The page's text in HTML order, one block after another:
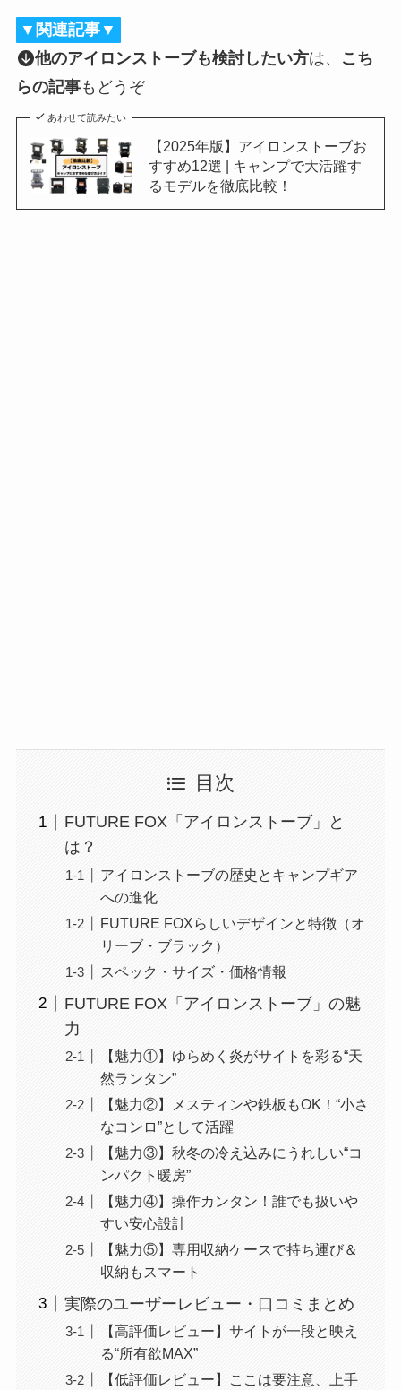
▼関連記事▼
他のアイロンストーブも検討したい方は、 こち
らの記事もどうぞ
あわせて読みたい
【2025年版】アイロンストーブお
すすめ12選 | キャンプで大活躍す
るモデルを徹底比較！
目次
FUTURE FOX「アイロンストーブ」と
は？
アイロンストーブの歴史とキャンプギア
への進化
FUTURE FOXらしいデザインと特徴（オ
リーブ・ブラック）
スペック・サイズ・価格情報
FUTURE FOX「アイロンストーブ」の魅
力
【魅力①】ゆらめく炎がサイトを彩る“天
然ランタン”
【魅力②】メスティンや鉄板もOK！“小さ
なコンロ”として活躍
【魅力③】秋冬の冷え込みにうれしい“コ
ンパクト暖房”
【魅力④】操作カンタン！誰でも扱いや
すい安心設計
【魅力⑤】専用収納ケースで持ち運び＆
収納もスマート
実際のユーザーレビュー・口コミまとめ
【高評価レビュー】サイトが一段と映え
る“所有欲MAX”
【低評価レビュー】ここは要注意、上手